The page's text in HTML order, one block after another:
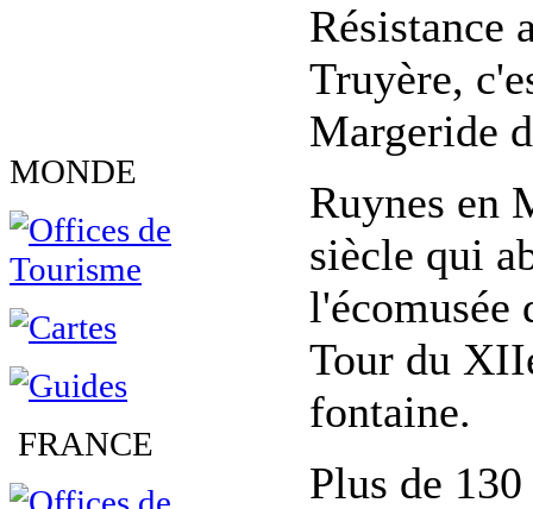
MONDE
FRANCE
Résistance
Truyère,
Margeride
Ruynes en
siècle qui
l'écomusée
Tour du
fontaine.
Plus de